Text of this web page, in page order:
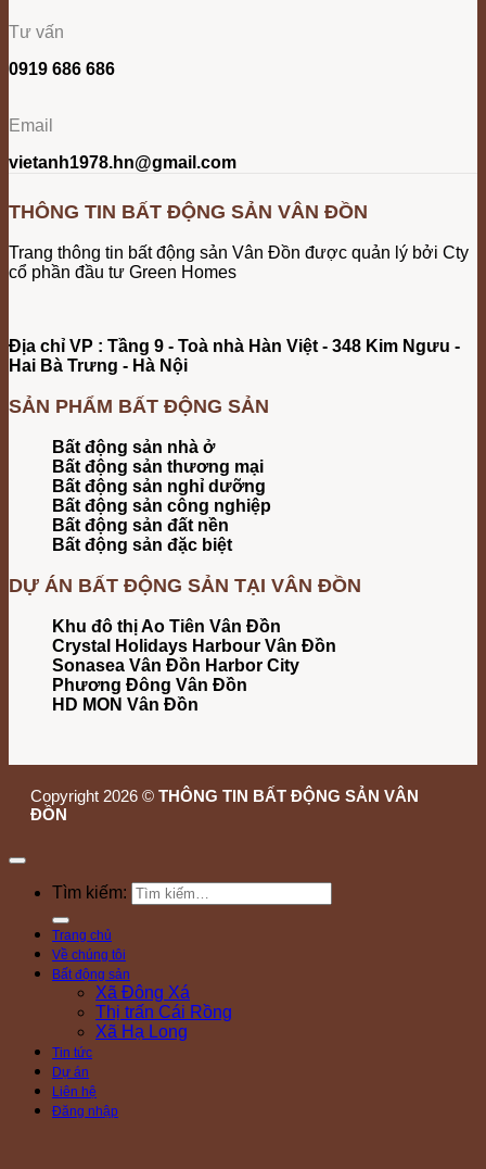
Tư vấn
0919 686 686
Email
vietanh1978.hn@gmail.com
THÔNG TIN BẤT ĐỘNG SẢN VÂN ĐỒN
Trang thông tin bất động sản Vân Đồn được quản lý bởi Cty
cổ phần đầu tư Green Homes
Địa chỉ VP : Tầng 9 - Toà nhà Hàn Việt - 348 Kim Ngưu -
Hai Bà Trưng - Hà Nội
SẢN PHẨM BẤT ĐỘNG SẢN
Bất động sản nhà ở
Bất động sản thương mại
Bất động sản nghỉ dưỡng
Bất động sản công nghiệp
Bất động sản đất nền
Bất động sản đặc biệt
DỰ ÁN BẤT ĐỘNG SẢN TẠI VÂN ĐỒN
Khu đô thị Ao Tiên Vân Đồn
Crystal Holidays Harbour Vân Đồn
Sonasea Vân Đồn Harbor City
Phương Đông Vân Đồn
HD MON Vân Đồn
Copyright 2026 © THÔNG TIN BẤT ĐỘNG SẢN VÂN
ĐỒN
Tìm kiếm:
Trang chủ
Về chúng tôi
Bất động sản
Xã Đông Xá
Thị trấn Cái Rồng
Xã Hạ Long
Tin tức
Dự án
Liên hệ
Đăng nhập